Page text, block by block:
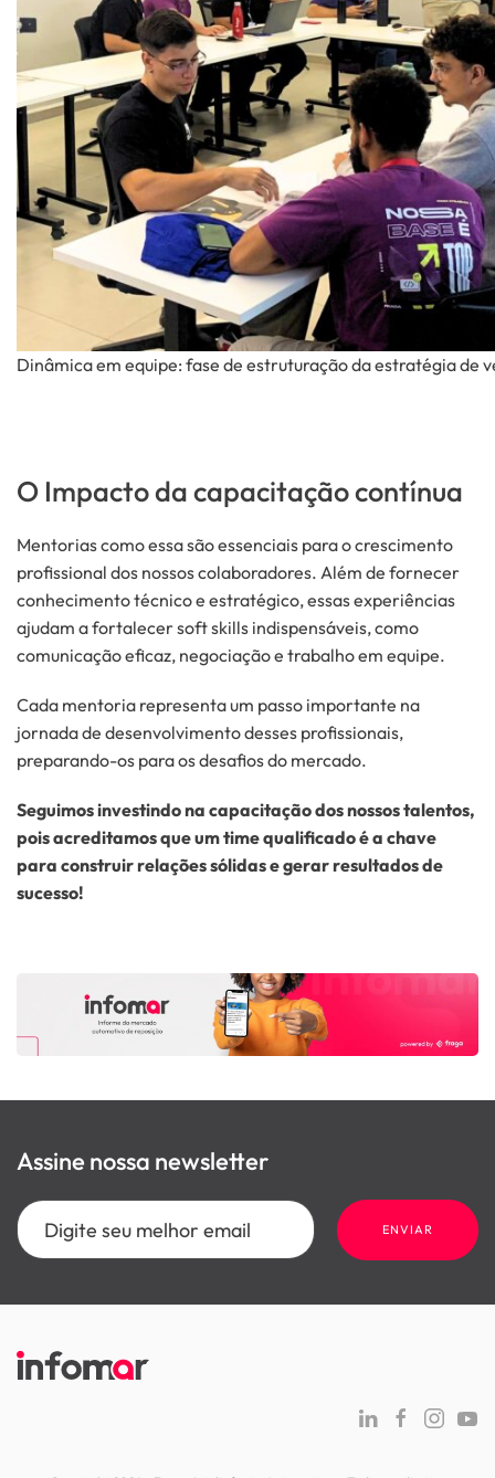
Dinâmica em equipe: fase de estruturação da estratégia de
O Impacto da capacitação contínua
Mentorias como essa são essenciais para o crescimento
profissional dos nossos colaboradores. Além de fornecer
conhecimento técnico e estratégico, essas experiências
ajudam a fortalecer soft skills indispensáveis, como
comunicação eficaz, negociação e trabalho em equipe.
Cada mentoria representa um passo importante na
jornada de desenvolvimento desses profissionais,
preparando-os para os desafios do mercado.
Seguimos investindo na capacitação dos nossos talentos,
pois acreditamos que um time qualificado é a chave
para construir relações sólidas e gerar resultados de
sucesso!
Assine nossa newsletter